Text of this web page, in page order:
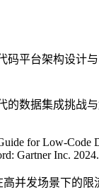
码平台架构设计
的数据集成挑战
for Low-Code
Gartner Inc. 2024.
高并发场景下的限